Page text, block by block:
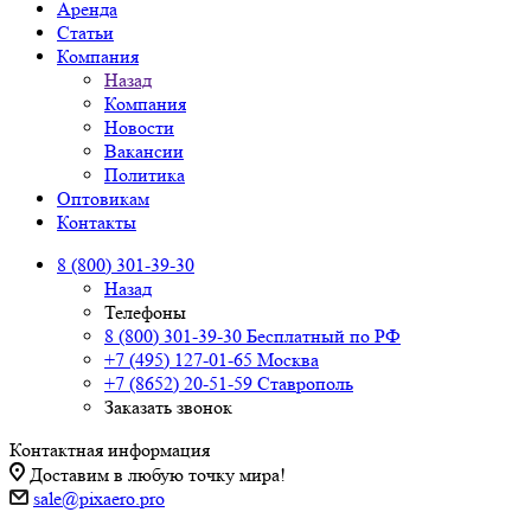
Аренда
Статьи
Компания
Назад
Компания
Новости
Вакансии
Политика
Оптовикам
Контакты
8 (800) 301-39-30
Назад
Телефоны
8 (800) 301-39-30 Бесплатный по РФ
+7 (495) 127-01-65 Москва
+7 (8652) 20-51-59 Ставрополь
Заказать звонок
Контактная информация
Доставим в любую точку мира!
sale@pixaero.pro